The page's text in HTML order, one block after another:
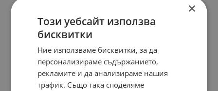
×
Този уебсайт използва
бисквитки
Ние използваме бисквитки, за да
персонализираме съдържанието,
рекламите и да анализираме нашия
трафик. Също така споделяме